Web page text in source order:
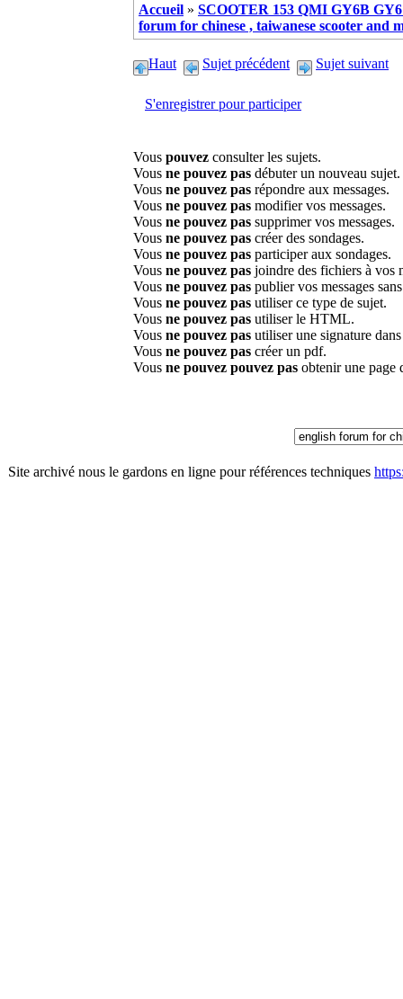
Accueil » SCOOTER 153 QMI GY6B
forum for chinese , taiwanese scooter and
Haut Sujet précédent Sujet suivant
S'enregistrer pour participer
Vous pouvez consulter les sujets.
Vous ne pouvez pas débuter un nouveau sujet.
Vous ne pouvez pas répondre aux messages.
Vous ne pouvez pas modifier vos messages.
Vous ne pouvez pas supprimer vos messages.
Vous ne pouvez pas créer des sondages.
Vous ne pouvez pas participer aux sondages.
Vous ne pouvez pas joindre des fichiers à vos
Vous ne pouvez pas publier vos messages
Vous ne pouvez pas utiliser ce type de sujet.
Vous ne pouvez pas utiliser le HTML.
Vous ne pouvez pas utiliser une signature
Vous ne pouvez pas créer un pdf.
Vous ne pouvez pouvez pas obtenir une page
Site archivé nous le gardons en ligne pour références techniques